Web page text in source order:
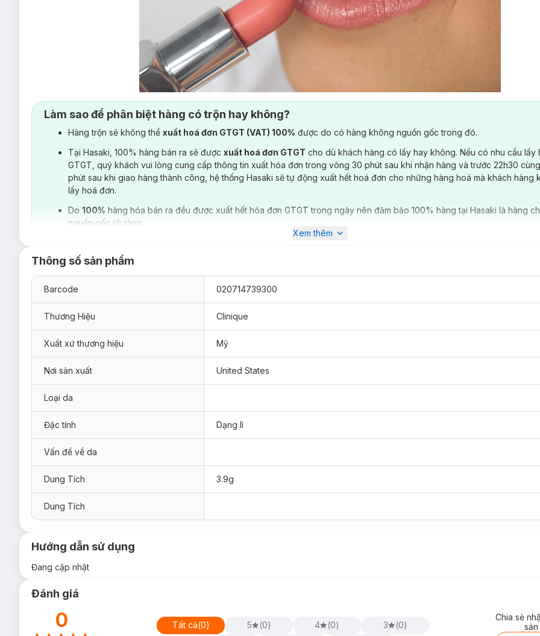
Cũng là một cây son tích hợp cả son dưỡng và son màu, Pop Lip Colour & Primer không chỉ gây ngạc nhiên về độ ẩm mịn vô cùng
rực rỡ chuẩn xác mà còn cả độ bám màu lâu đáng kể: 8 tiếng đồng hồ.
Với nhiều màu sắc đa dạng và bắt mắt son môi Pop Lip Colour & Primer của Clinique là một sản phẩm sáng tạo độc đáo, chất son
chính xác nhờ tích hợp thêm lớp lót khiến cho đôi môi thêm căng mịn, sống động.
Hướng dẫn sử dụng:
Bôi một ít son dưỡng trước khi sử dụng. Dùng cọ lấy son hoặc dùng thỏi son thoa trực tiếp lên môi, bắt đầu từ giữa môi tô ra hai
viền môi hoặc theo ý thích để đạt hiệu quả trang điểm mong muốn.
Làm sao để phân biệt hàng có trộn hay không?
Hàng trộn sẽ không thể xuất hoá đơn GTGT (VAT) 100% được do có hàng không nguồn gốc trong đó.
Tại Hasaki, 100% hàng bán ra sẽ được xuất hoá đơn GTGT cho dù khách hàng có lấy hay không. Nếu có nhu cầu lấy
GTGT, quý khách vui lòng cung cấp thông tin xuất hóa đơn trong vòng 30 phút sau khi nhận hàng và trước 22h30
phút sau khi giao hàng thành công, hệ thống Hasaki sẽ tự động xuất hết hoá đơn cho những hàng hoá mà khách hàng
lấy hoá đơn.
Do 100% hàng hóa bán ra đều được xuất hết hóa đơn GTGT trong ngày nên đảm bảo 100% hàng tại Hasaki là hàng
nguồn gốc rõ ràng.
Xem thêm
Thông số sản phẩm
Barcode 020714739300
Thương Hiệu Clinique
Xuất xứ thương hiệu Mỹ
Nơi sản xuất United States
Loại da
Đặc tính Dạng lì
Vấn đề về da
Dung Tích 3.9g
Dung Tích
Hướng dẫn sử dụng
Đang cập nhật
Đánh giá
0 Tất cả(0) 5 (0) 4 (0) 3 (0)
Chia sẻ